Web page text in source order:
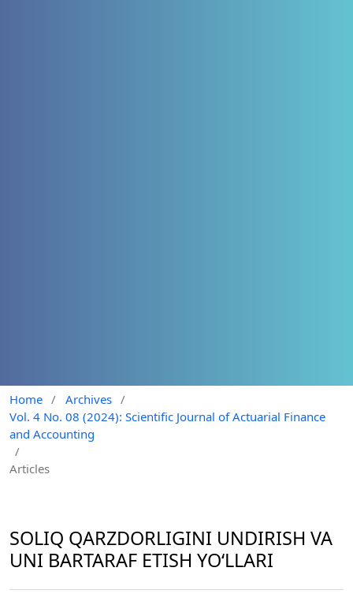
Home / Archives /
Vol. 4 No. 08 (2024): Scientific Journal of Actuarial Finance
and Accounting
/
Articles
SOLIQ QARZDORLIGINI UNDIRISH VA
UNI BARTARAF ETISH YOʻLLARI